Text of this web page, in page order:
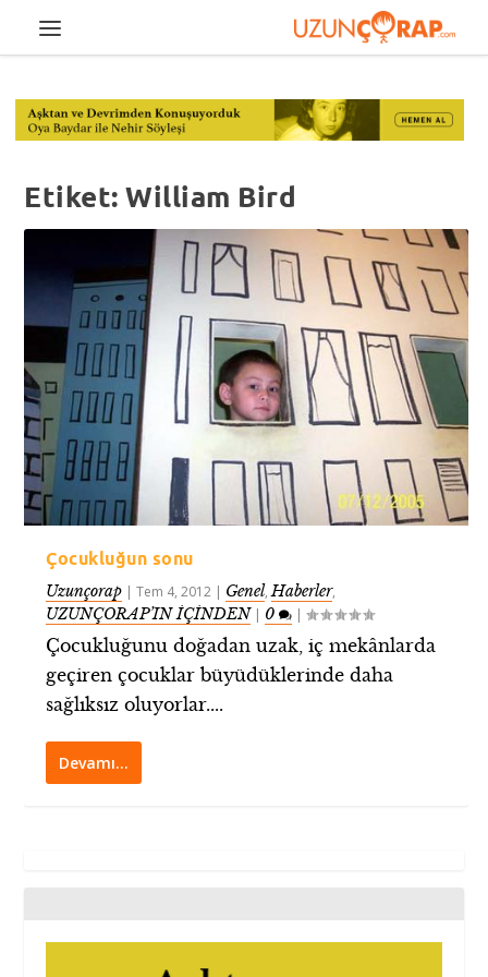
Etiket:William Bird
Çocukluğun sonu
Uzunçorap |Tem 4, 2012 | Genel,Haberler,
UZUNÇORAP’IN İÇİNDEN| 0 |
Çocukluğunu doğadan uzak, iç mekânlarda
geçiren çocuklar büyüdüklerinde daha
sağlıksız oluyorlar....
Devamı…